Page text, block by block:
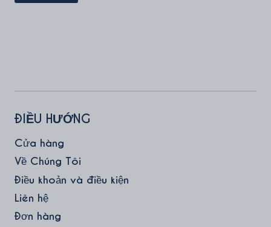
ĐIỀU HƯỚNG
Cửa hàng
Về Chúng Tôi
Điều khoản và điều kiện
Liên hệ
Đơn hàng